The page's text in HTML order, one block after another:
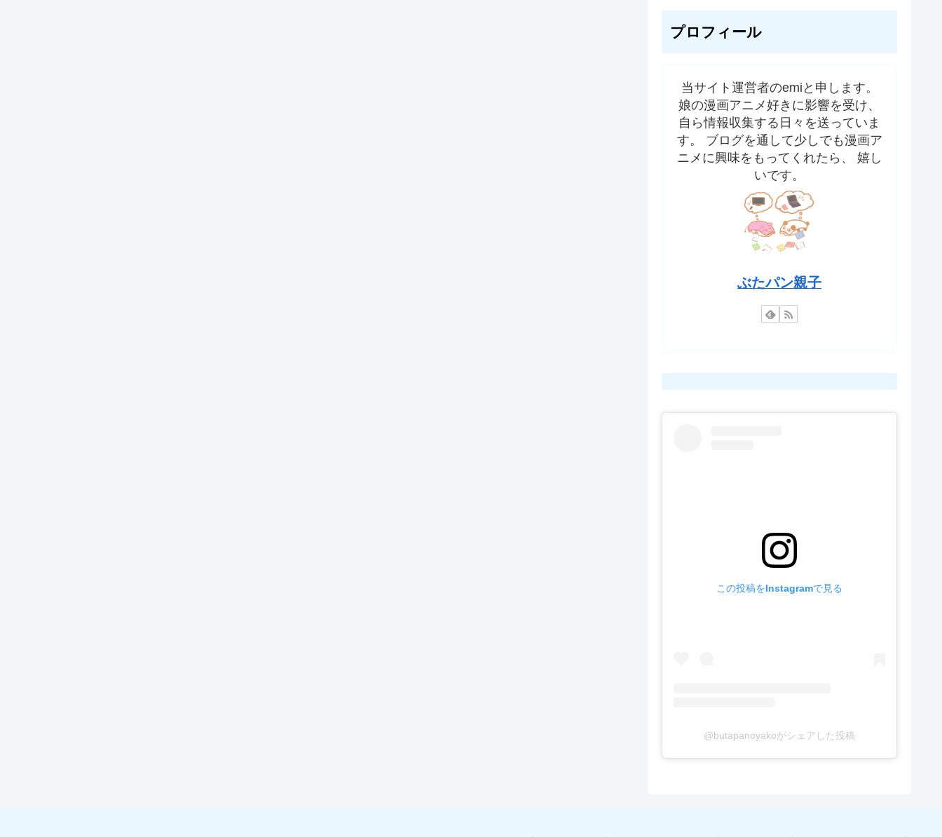
プロフィール
当サイト運営者のemiと申します。
娘の漫画アニメ好きに影響を受け、
自ら情報収集する日々を送っていま
す。 ブログを通して少しでも漫画ア
ニメに興味をもってくれたら、 嬉し
いです。
ぶたパン親子
この投稿をInstagramで見る
@butapanoyakoがシェアした投稿